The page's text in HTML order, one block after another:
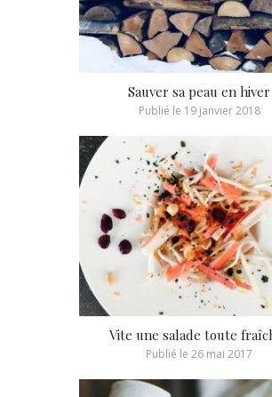
Sauver sa peau en hiver
Publié le 19 janvier 2018
Vite une salade toute
Publié le 26 mai 2017